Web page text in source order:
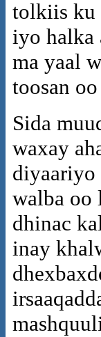
tolkiis ku
iyo halka
ma yaal
toosan
Sida
waxay
diyaariyo
walba oo
dhinac
inay